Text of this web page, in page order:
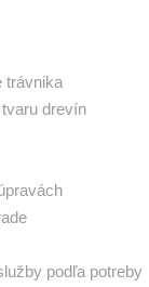
trávnika
drevín
podľa potreby